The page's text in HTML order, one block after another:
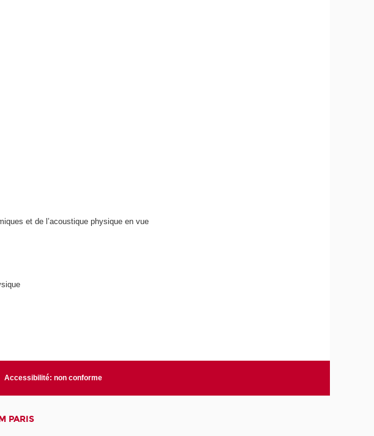
et de l’acoustique physique en vue
Accessibilité: non conforme
PARIS